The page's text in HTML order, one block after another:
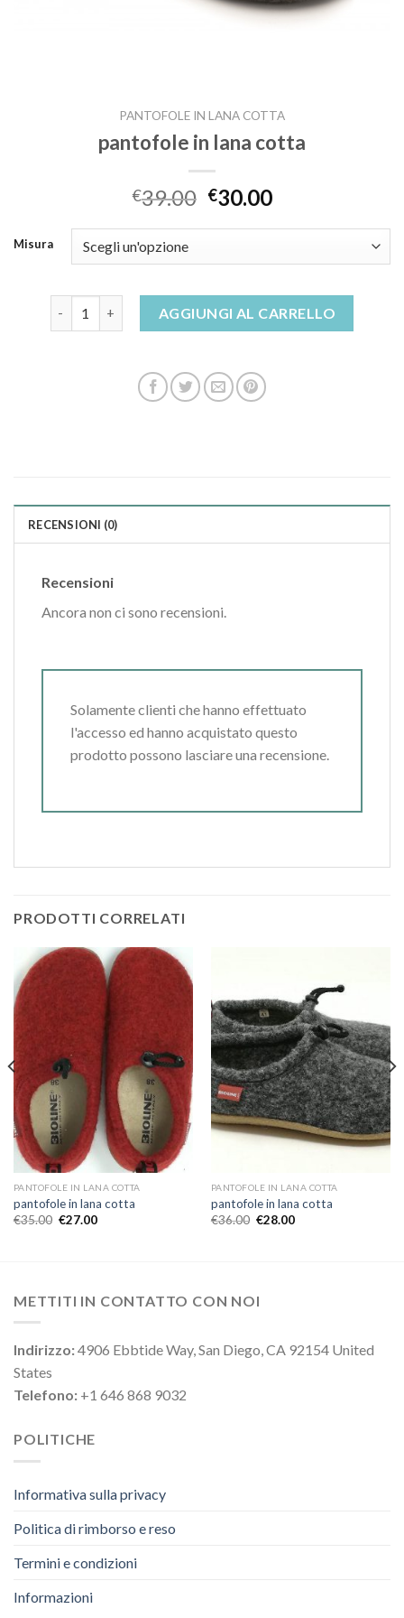
PANTOFOLE IN LANA COTTA
pantofole in lana cotta
€39.00 €30.00
Misura
AGGIUNGI AL CARRELLO
RECENSIONI (0)
Recensioni
Ancora non ci sono recensioni.
Solamente clienti che hanno effettuato
l'accesso ed hanno acquistato questo
prodotto possono lasciare una recensione.
PRODOTTI CORRELATI
PANTOFOLE IN LANA COTTA
pantofole in lana cotta
€35.00 €27.00
PANTOFOLE IN LANA COTTA
pantofole in lana cotta
€36.00 €28.00
METTITI IN CONTATTO CON NOI
Indirizzo:4906 Ebbtide Way, San Diego, CA 92154 United
States
Telefono: +1 646 868 9032
POLITICHE
Informativa sulla privacy
Politica di rimborso e reso
Termini e condizioni
Informazioni